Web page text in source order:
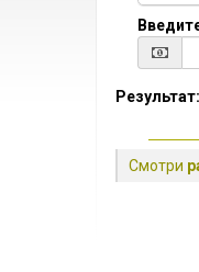
Результат:
Смотри